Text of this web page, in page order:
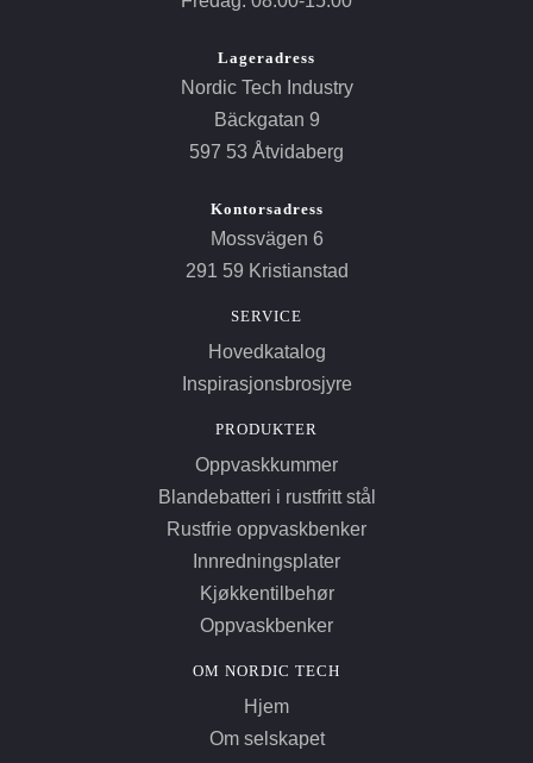
Lageradress
Nordic Tech Industry
Bäckgatan 9
597 53 Åtvidaberg
Kontorsadress
Mossvägen 6
291 59 Kristianstad
SERVICE
Hovedkatalog
Inspirasjonsbrosjyre
PRODUKTER
Oppvaskkummer
Blandebatteri i rustfritt stål
Rustfrie oppvaskbenker
Innredningsplater
Kjøkkentilbehør
Oppvaskbenker
OM NORDIC TECH
Hjem
Om selskapet